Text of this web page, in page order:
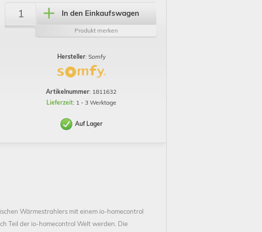
In den Einkaufswagen
Produkt merken
Hersteller: Somfy
Artikelnummer: 1811632
Lieferzeit: 1 - 3 Werktage
Auf Lager
Wärmestrahlers mit einem io-homecontrol
Teil der io-homecontrol Welt werden. Die